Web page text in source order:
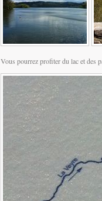
Vous pourrez profiter du lac et des